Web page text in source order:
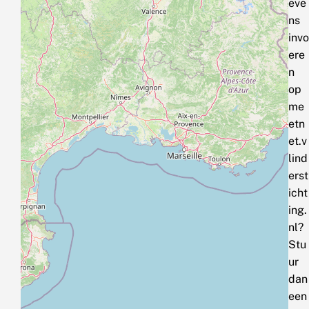
eve
ns
invo
ere
n
op
me
etn
et.v
lind
erst
icht
ing.
nl?
Stu
ur
dan
een